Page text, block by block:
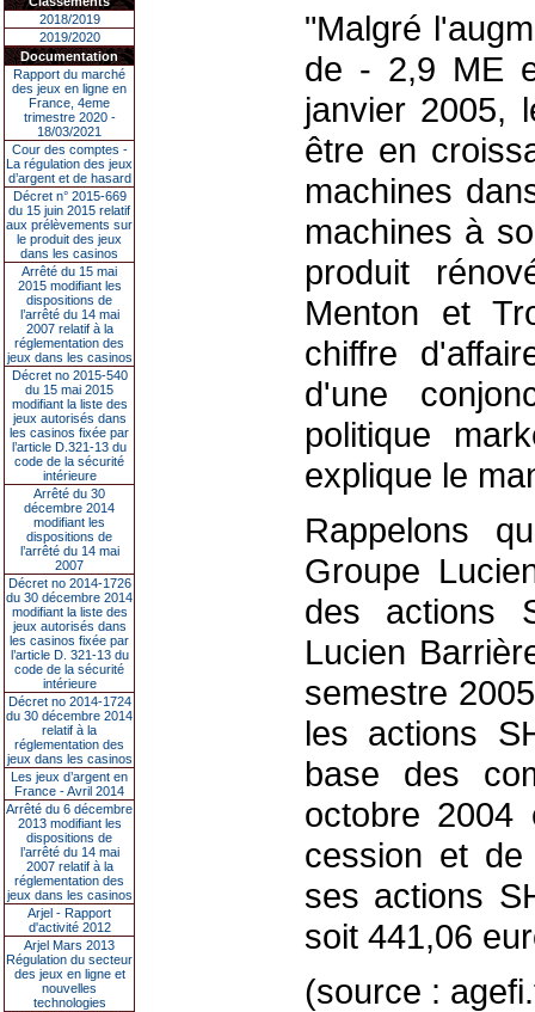
2018/2019
2019/2020
Documentation
Rapport du marché
des jeux en ligne en
France, 4eme
trimestre 2020 -
18/03/2021
Cour des comptes -
La régulation des jeux
d’argent et de hasard
Décret n° 2015-669
du 15 juin 2015 relatif
aux prélèvements sur
le produit des jeux
dans les casinos
Arrêté du 15 mai
2015 modifiant les
dispositions de
l’arrêté du 14 mai
2007 relatif à la
réglementation des
jeux dans les casinos
Décret no 2015-540
du 15 mai 2015
modifiant la liste des
jeux autorisés dans
les casinos fixée par
l’article D.321-13 du
code de la sécurité
intérieure
Arrêté du 30
décembre 2014
modifiant les
dispositions de
l’arrêté du 14 mai
2007
Décret no 2014-1726
du 30 décembre 2014
modifiant la liste des
jeux autorisés dans
les casinos fixée par
l’article D. 321-13 du
code de la sécurité
intérieure
Décret no 2014-1724
du 30 décembre 2014
relatif à la
réglementation des
jeux dans les casinos
Les jeux d’argent en
France - Avril 2014
Arrêté du 6 décembre
2013 modifiant les
dispositions de
l’arrêté du 14 mai
2007 relatif à la
réglementation des
jeux dans les casinos
Arjel - Rapport
d'activité 2012
Arjel Mars 2013
Régulation du secteur
des jeux en ligne et
nouvelles
technologies
"Malgré
de - 2,9 ME
janvier 2005,
être en
machines
machines à
produit
Menton et
chiffre
d'une
politique
explique le
Rappelons
Groupe
des actions
Lucien
semestre
les actions
base des
octobre
cession et
ses actions
soit 441,06
(source :